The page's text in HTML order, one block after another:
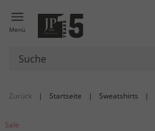
Menü
Zurück | Startseite | Sweatshirts |
Sale